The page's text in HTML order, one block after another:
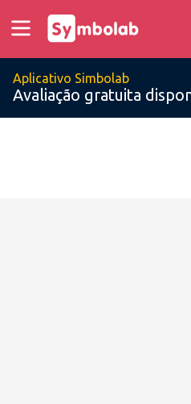
Aplicativo Simbolab
Avaliação gratuita